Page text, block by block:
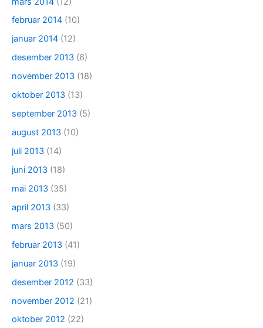
februar 2014 (10)
januar 2014 (12)
desember 2013 (6)
november 2013 (18)
oktober 2013 (13)
september 2013 (5)
august 2013 (10)
juli 2013 (14)
juni 2013 (18)
mai 2013 (35)
april 2013 (33)
mars 2013 (50)
februar 2013 (41)
januar 2013 (19)
desember 2012 (33)
november 2012 (21)
oktober 2012 (22)